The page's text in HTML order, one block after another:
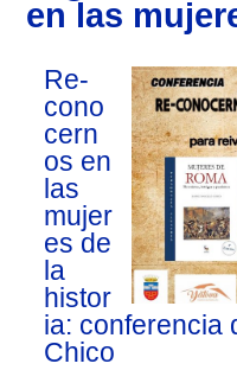
en las
Re-
cono
cern
os en
las
mujer
es de
la
histor
ia: conferencia
Chico